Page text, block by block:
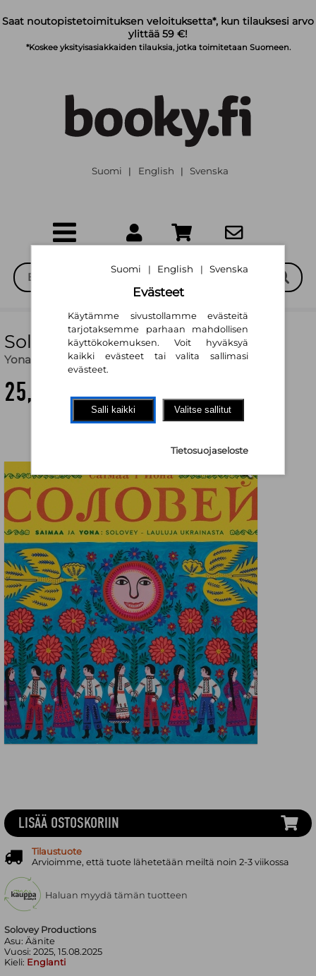
Saat noutopistetoimituksen veloituksetta*, kun tilauksesi arvo
ylittää 59 €!
*Koskee yksityisasiakkaiden tilauksia, jotka toimitetaan Suomeen.
Suomi | English | Svenska
Solovey (lp) : lauluja Ukrainasta
Yona Saimaa
25,80 €
Solovey Productions
Asu:Äänite
Vuosi:2025, 15.08.2025
Kieli: Englanti
LISÄÄ OSTOSKORIIN
Tilaustuote
Arvioimme, että tuote lähetetään meiltä noin 2-3 viikossa
Haluan myydä tämän tuotteen
Suomi | English | Svenska
Evästeet
Käytämme sivustollamme evästeitä
tarjotaksemme parhaan mahdollisen
käyttökokemuksen. Voit hyväksyä
kaikki evästeet tai valita sallimasi
evästeet.
Salli kaikki Valitse sallitut
Tietosuojaseloste